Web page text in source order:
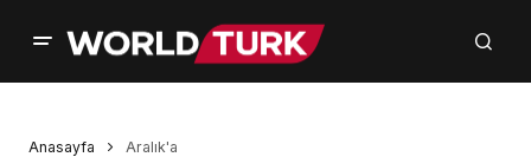
Anasayfa Aralık'a